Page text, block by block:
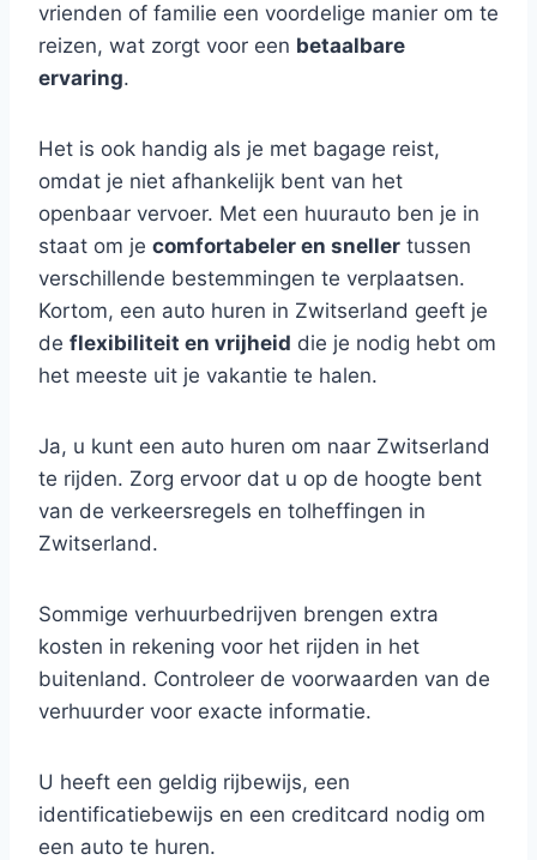
vrienden of familie een voordelige manier om te
reizen, wat zorgt voor een betaalbare
ervaring.
Het is ook handig als je met bagage reist,
omdat je niet afhankelijk bent van het
openbaar vervoer. Met een huurauto ben je in
staat om je comfortabeler en sneller tussen
verschillende bestemmingen te verplaatsen.
Kortom, een auto huren in Zwitserland geeft je
de flexibiliteit en vrijheid die je nodig hebt om
het meeste uit je vakantie te halen.
Ja, u kunt een auto huren om naar Zwitserland
te rijden. Zorg ervoor dat u op de hoogte bent
van de verkeersregels en tolheffingen in
Zwitserland.
Sommige verhuurbedrijven brengen extra
kosten in rekening voor het rijden in het
buitenland. Controleer de voorwaarden van de
verhuurder voor exacte informatie.
U heeft een geldig rijbewijs, een
identificatiebewijs en een creditcard nodig om
een auto te huren.